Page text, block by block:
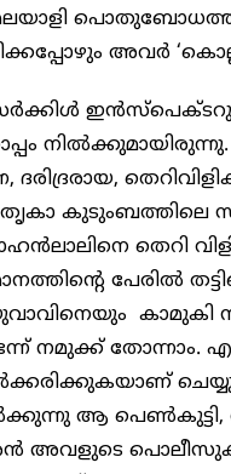
അവർ
ഇൻസ്പെക്ടറുടെ
ദരിദ്രരായ,
കുടുംബത്തിലെ
തെറി
പേരിൽ
കാമുകി
നമുക്ക് തോന്നാം.
ആ
അവളുടെ